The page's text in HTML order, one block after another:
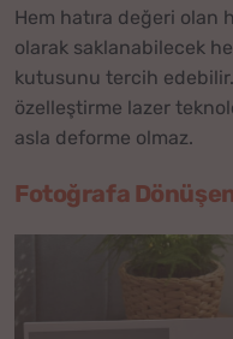
Hem hatıra değeri olan
olarak saklanabilecek
kutusunu tercih
özelleştirme lazer
asla deforme olmaz.
Fotoğrafa